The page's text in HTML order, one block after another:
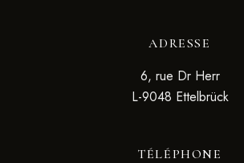
ADRESSE
6, rue Dr Herr
L-9048 Ettelbrück
TÉLÉPHONE